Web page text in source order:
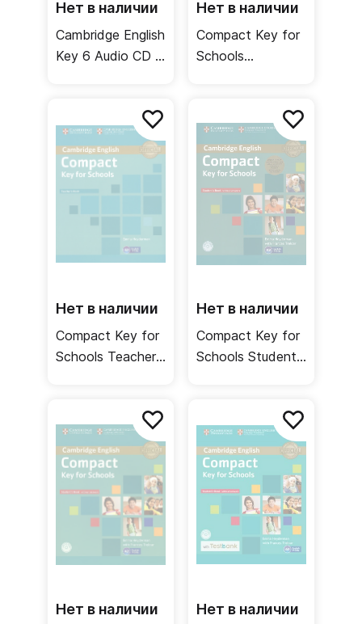
Нет в наличии
Cambridge English
Key 6 Audio CD /
Нет в наличии
Compact Key for
Schools
Рабочая тетрадь
Нет в наличии
Compact Key for
Schools Teacher's
Нет в наличии
Compact Key for
Schools Student's
Нет в наличии Нет в наличии